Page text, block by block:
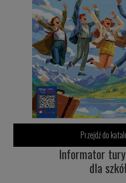
Przejdź do
Informator
dla